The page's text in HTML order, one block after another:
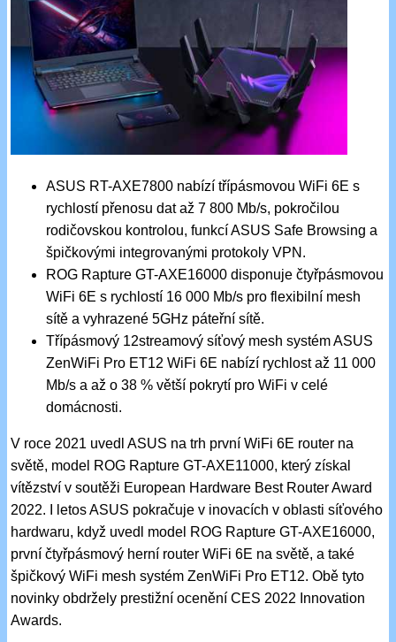
ASUS RT-AXE7800 nabízí třípásmovou WiFi 6E s
rychlostí přenosu dat až 7 800 Mb/s, pokročilou
rodičovskou kontrolou, funkcí ASUS Safe Browsing a
špičkovými integrovanými protokoly VPN.
ROG Rapture GT-AXE16000 disponuje čtyřpásmovou
WiFi 6E s rychlostí 16 000 Mb/s pro flexibilní mesh
sítě a vyhrazené 5GHz páteřní sítě.
Třípásmový 12streamový síťový mesh systém ASUS
ZenWiFi Pro ET12 WiFi 6E nabízí rychlost až 11 000
Mb/s a až o 38 % větší pokrytí pro WiFi v celé
domácnosti.
V roce 2021 uvedl ASUS na trh první WiFi 6E router na
světě, model ROG Rapture GT-AXE11000, který získal
vítězství v soutěži European Hardware Best Router Award
2022. I letos ASUS pokračuje v inovacích v oblasti síťového
hardwaru, když uvedl model ROG Rapture GT-AXE16000,
první čtyřpásmový herní router WiFi 6E na světě, a také
špičkový WiFi mesh systém ZenWiFi Pro ET12. Obě tyto
novinky obdržely prestižní ocenění CES 2022 Innovation
Awards.